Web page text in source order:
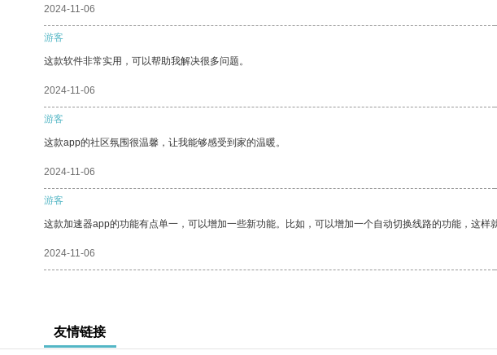
2024-11-06
游客
这款软件非常实用，可以帮助我解决很多问题。
2024-11-06
游客
这款app的社区氛围很温馨，让我能够感受到家的温暖。
2024-11-06
游客
这款加速器app的功能有点单一，可以增加一些新功能。比如，可以增加一个自动切换线路的功能，这样
2024-11-06
友情链接